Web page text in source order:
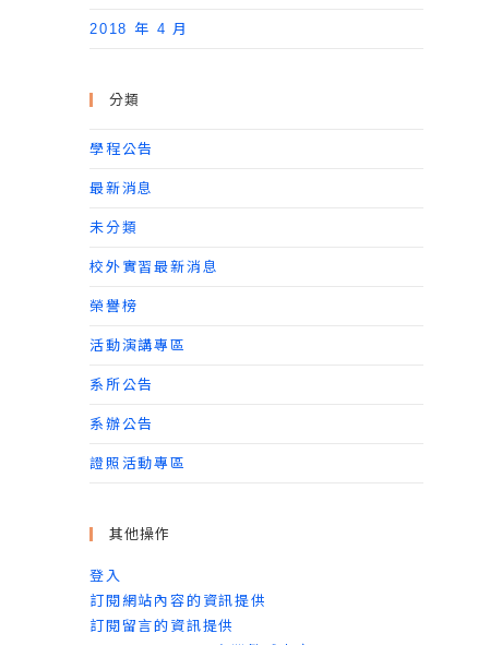
2018 年 4 月
分類
學程公告
最新消息
未分類
校外實習最新消息
榮譽榜
活動演講專區
系所公告
系辦公告
證照活動專區
其他操作
登入
訂閱網站內容的資訊提供
訂閱留言的資訊提供